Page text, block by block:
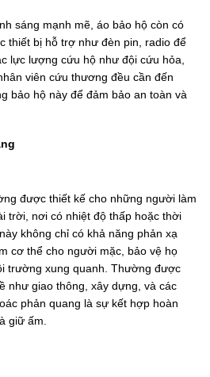
sáng mạnh mẽ, áo bảo hộ còn có
thiết bị hỗ trợ như đèn pin, radio để
lực lượng cứu hộ như đội cứu hỏa,
viên cứu thương đều cần đến
bảo hộ này để đảm bảo an toàn và
được thiết kế cho những người làm
trời, nơi có nhiệt độ thấp hoặc thời
không chỉ có khả năng phản xạ
cơ thể cho người mặc, bảo vệ họ
trường xung quanh. Thường được
như giao thông, xây dựng, và các
phản quang là sự kết hợp hoàn
giữ ấm.